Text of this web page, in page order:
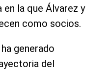
en la que Álvarez y
como socios.
generado
del